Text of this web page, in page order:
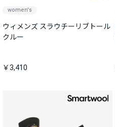
women's
ウィメンズ スラウチーリブトール
クルー
￥3,410